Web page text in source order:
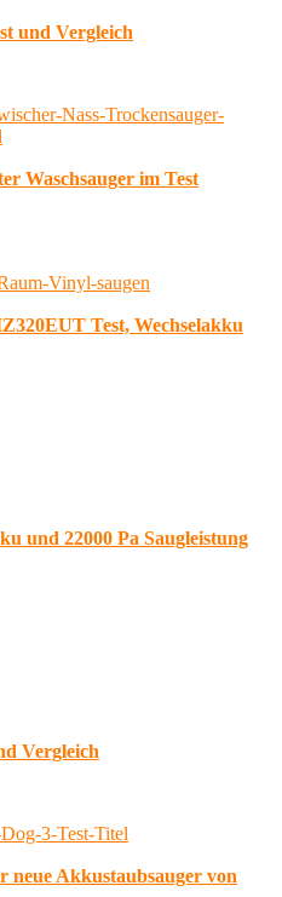
und Vergleich
Waschsauger im Test
Test, Wechselakku
und 22000 Pa Saugleistung
Vergleich
neue Akkustaubsauger von